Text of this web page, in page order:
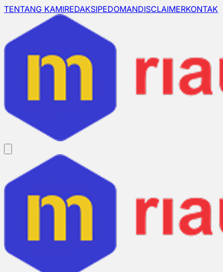
TENTANG KAMIREDAKSIPEDOMANDISCLAIMERKONTAK